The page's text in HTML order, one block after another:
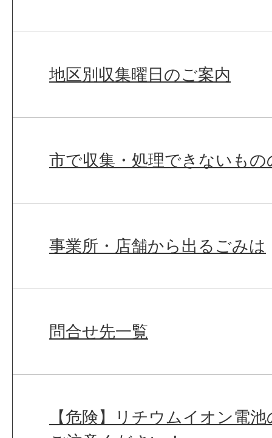
地区別収集曜日のご案内
市で収集・処理できないもの
事業所・店舗から出るごみは
問合せ先一覧
【危険】リチウムイオン電